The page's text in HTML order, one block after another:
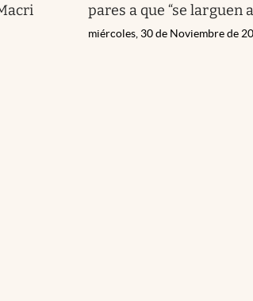
pares a que “se larguen
miércoles, 30 de Noviembre de